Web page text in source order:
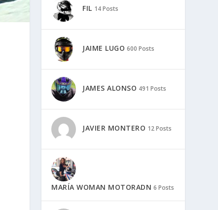
FIL 14 Posts
JAIME LUGO 600 Posts
JAMES ALONSO 491 Posts
JAVIER MONTERO 12 Posts
MARÍA WOMAN MOTORADN 6 Posts